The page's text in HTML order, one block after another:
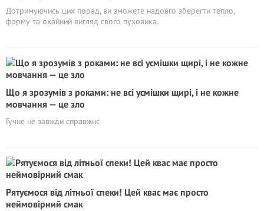
Дотримуючись цих порад, ви зможете надовго зберегти тепло,
форму та охайний вигляд свого пуховика.
Що я зрозумів з роками: не всі усмішки щирі, і не кожне
мовчання — це зло
Гучне не завжди справжнє
Рятyємоcя від літньої спеки! Цей квас має просто
неймовірний смак